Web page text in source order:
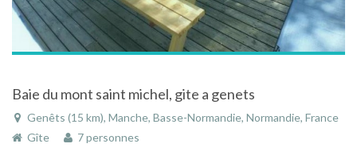
Baie du mont saint michel, gite a genets
Genêts (15 km), Manche, Basse-Normandie, Normandie, France
Gîte
7 personnes